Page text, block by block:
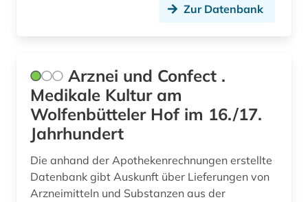
pharmakologie (15)
pharmakopöe (3)
pharmazeutische industrie (4)
pharmazeutische stoffe (3)
Zur Datenbank
Arznei und Confect .
Medikale Kultur am
Wolfenbütteler Hof im 16./17.
Jahrhundert
Die anhand der Apothekenrechnungen erstellte
Datenbank gibt Auskunft über Lieferungen von
Arzneimitteln und Substanzen aus der